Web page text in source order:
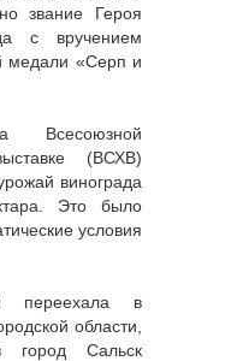
звание Героя
с вручением
медали «Серп и
(ВСХВ)
винограда
Это было
условия
переехала в
области,
Сальск